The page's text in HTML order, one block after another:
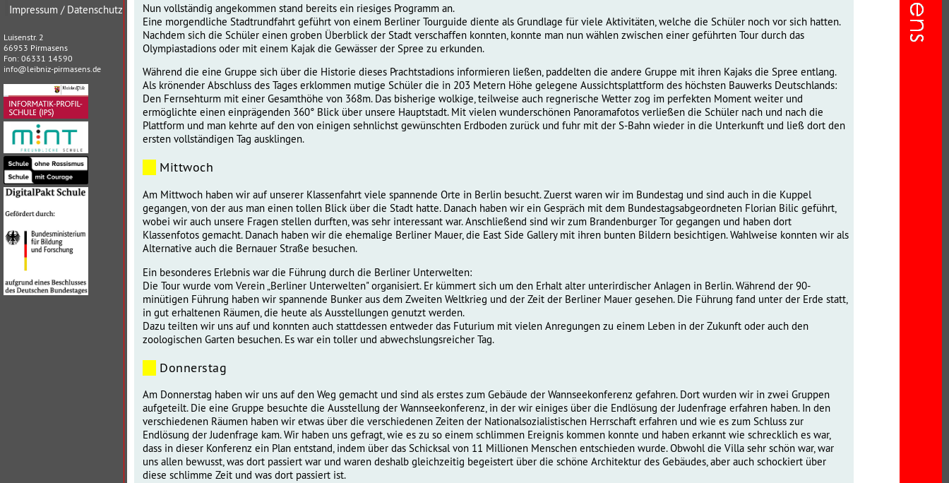
Impressum / Datenschutz
Luisenstr. 2
66953 Pirmasens
Fon: 06331 14590
info@leibniz-pirmasens.de
Nun vollständig angekommen stand bereits ein riesiges Programm an.
Eine morgendliche Stadtrundfahrt geführt von einem Berliner Tourguide diente als Grundlage für viele Aktivitäten, welche die Schüler noch vor sich hatten.
Nachdem sich die Schüler einen groben Überblick der Stadt verschaffen konnten, konnte man nun wählen zwischen einer geführten Tour durch das
Olympiastadions oder mit einem Kajak die Gewässer der Spree zu erkunden.
Während die eine Gruppe sich über die Historie dieses Prachtstadions informieren ließen, paddelten die andere Gruppe mit ihren Kajaks die Spree entlang.
Als krönender Abschluss des Tages erklommen mutige Schüler die in 203 Metern Höhe gelegene Aussichtsplattform des höchsten Bauwerks Deutschlands:
Den Fernsehturm mit einer Gesamthöhe von 368m. Das bisherige wolkige, teilweise auch regnerische Wetter zog im perfekten Moment weiter und
ermöglichte einen einprägenden 360° Blick über unsere Hauptstadt. Mit vielen wunderschönen Panoramafotos verließen die Schüler nach und nach die
Plattform und man kehrte auf den von einigen sehnlichst gewünschten Erdboden zurück und fuhr mit der S-Bahn wieder in die Unterkunft und ließ dort den
ersten vollständigen Tag ausklingen.
Mittwoch
Am Mittwoch haben wir auf unserer Klassenfahrt viele spannende Orte in Berlin besucht. Zuerst waren wir im Bundestag und sind auch in die Kuppel
gegangen, von der aus man einen tollen Blick über die Stadt hatte. Danach haben wir ein Gespräch mit dem Bundestagsabgeordneten Florian Bilic geführt,
wobei wir auch unsere Fragen stellen durften, was sehr interessant war. Anschließend sind wir zum Brandenburger Tor gegangen und haben dort
Klassenfotos gemacht. Danach haben wir die ehemalige Berliner Mauer, die East Side Gallery mit ihren bunten Bildern besichtigen. Wahlweise konnten wir als
Alternative auch die Bernauer Straße besuchen.
Ein besonderes Erlebnis war die Führung durch die Berliner Unterwelten:
Die Tour wurde vom Verein „Berliner Unterwelten" organisiert. Er kümmert sich um den Erhalt alter unterirdischer Anlagen in Berlin. Während der 90-
minütigen Führung haben wir spannende Bunker aus dem Zweiten Weltkrieg und der Zeit der Berliner Mauer gesehen. Die Führung fand unter der Erde statt,
in gut erhaltenen Räumen, die heute als Ausstellungen genutzt werden.
Dazu teilten wir uns auf und konnten auch stattdessen entweder das Futurium mit vielen Anregungen zu einem Leben in der Zukunft oder auch den
zoologischen Garten besuchen. Es war ein toller und abwechslungsreicher Tag.
Donnerstag
Am Donnerstag haben wir uns auf den Weg gemacht und sind als erstes zum Gebäude der Wannseekonferenz gefahren. Dort wurden wir in zwei Gruppen
aufgeteilt. Die eine Gruppe besuchte die Ausstellung der Wannseekonferenz, in der wir einiges über die Endlösung der Judenfrage erfahren haben. In den
verschiedenen Räumen haben wir etwas über die verschiedenen Zeiten der Nationalsozialistischen Herrschaft erfahren und wie es zum Schluss zur
Endlösung der Judenfrage kam. Wir haben uns gefragt, wie es zu so einem schlimmen Ereignis kommen konnte und haben erkannt wie schrecklich es war,
dass in dieser Konferenz ein Plan entstand, indem über das Schicksal von 11 Millionen Menschen entschieden wurde. Obwohl die Villa sehr schön war, war
uns allen bewusst, was dort passiert war und waren deshalb gleichzeitig begeistert über die schöne Architektur des Gebäudes, aber auch schockiert über
diese schlimme Zeit und was dort passiert ist.